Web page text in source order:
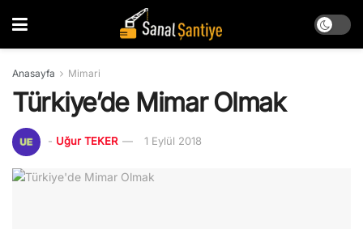
Anasayfa Mimari
Türkiye’de Mimar Olmak
- Uğur TEKER 1 Eylül 2018